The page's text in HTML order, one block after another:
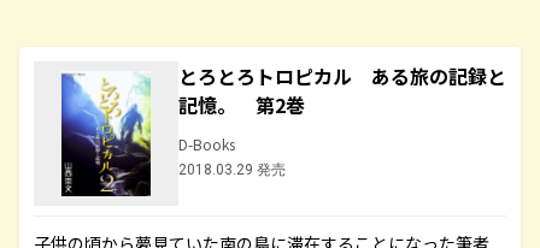
とろとろトロピカル ある旅の記録と
記憶。 第2巻
D-Books
2018.03.29 発売
子供の頃から夢見ていた南の島に滞在することになった筆者